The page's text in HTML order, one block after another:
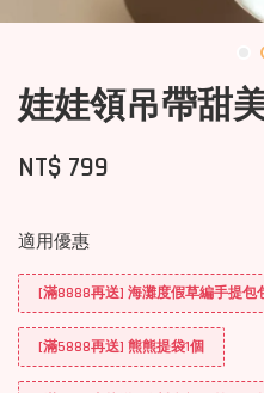
娃娃領吊帶甜
NT$ 799
適用優惠
[滿8888再送] 海灘度假草編手提包
[滿5888再送] 熊熊提袋1個